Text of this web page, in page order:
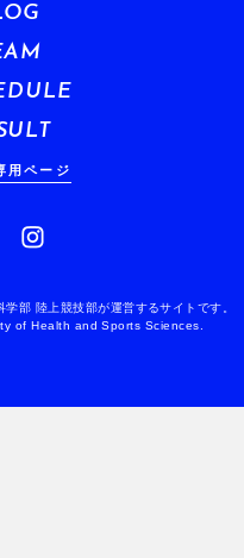
用ページ
部 陸上競技部が運営するサイトです。
of Health and Sports Sciences.